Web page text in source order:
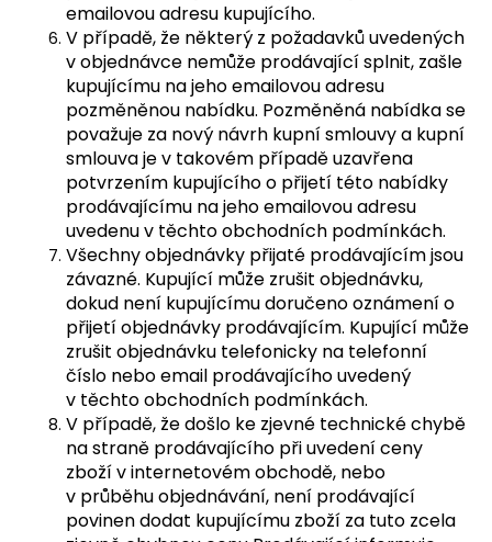
emailovou adresu kupujícího.
V případě, že některý z požadavků uvedených
v objednávce nemůže prodávající splnit, zašle
kupujícímu na jeho emailovou adresu
pozměněnou nabídku. Pozměněná nabídka se
považuje za nový návrh kupní smlouvy a kupní
smlouva je v takovém případě uzavřena
potvrzením kupujícího o přijetí této nabídky
prodávajícímu na jeho emailovou adresu
uvedenu v těchto obchodních podmínkách.
Všechny objednávky přijaté prodávajícím jsou
závazné. Kupující může zrušit objednávku,
dokud není kupujícímu doručeno oznámení o
přijetí objednávky prodávajícím. Kupující může
zrušit objednávku telefonicky na telefonní
číslo nebo email prodávajícího uvedený
v těchto obchodních podmínkách.
V případě, že došlo ke zjevné technické chybě
na straně prodávajícího při uvedení ceny
zboží v internetovém obchodě, nebo
v průběhu objednávání, není prodávající
povinen dodat kupujícímu zboží za tuto zcela